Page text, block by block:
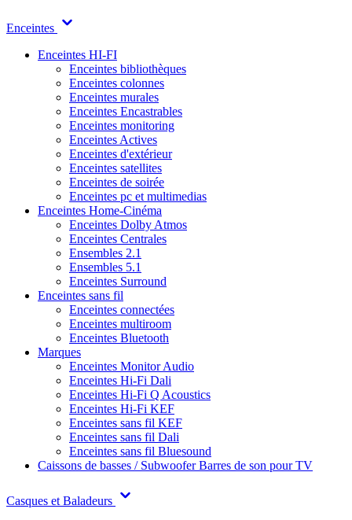
Enceintes
Enceintes HI-FI
Enceintes bibliothèques
Enceintes colonnes
Enceintes murales
Enceintes Encastrables
Enceintes monitoring
Enceintes Actives
Enceintes d'extérieur
Enceintes satellites
Enceintes de soirée
Enceintes pc et multimedias
Enceintes Home-Cinéma
Enceintes Dolby Atmos
Enceintes Centrales
Ensembles 2.1
Ensembles 5.1
Enceintes Surround
Enceintes sans fil
Enceintes connectées
Enceintes multiroom
Enceintes Bluetooth
Marques
Enceintes Monitor Audio
Enceintes Hi-Fi Dali
Enceintes Hi-Fi Q Acoustics
Enceintes Hi-Fi KEF
Enceintes sans fil KEF
Enceintes sans fil Dali
Enceintes sans fil Bluesound
Caissons de basses / SubwooferBarres de son pour TV
Casques et Baladeurs